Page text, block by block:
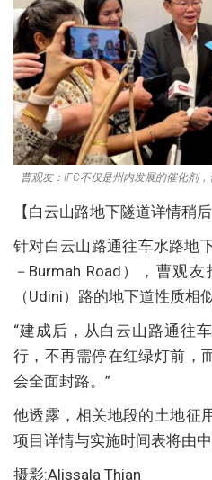
曹观友：IFC不仅是州内发展的催化剂
【白云山路地下隧道详情稍后
针对白云山路通往车水路地
－Burmah Road），曹观
（Udini）路的地下道性质相
“建成后，从白云山路通往
行，不再需停在红绿灯前，
会全面封路。”
他透露，相关地段的土地征
项目详情与实施时间表将由
摄影:Alissala Thian